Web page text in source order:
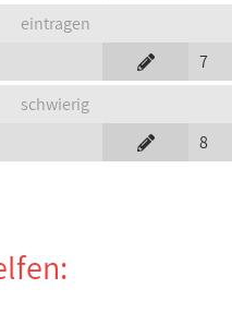
eintragen
7
schwierig
8